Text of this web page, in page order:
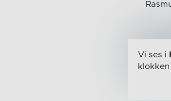
Vi ses i
klokken